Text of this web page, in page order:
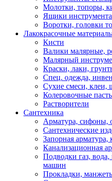
Молотки, топоры,
Ящики
Воротки, головки
Лакокрасочные
Кисти
Валики малярные,
Малярный
Краски, лаки,
Спец. одежда,
Сухие смеси, клеи,
Колеровочные
Растворители
Сантехника
Арматура, сифоны,
Сантехнические
Запорная
Канализационная
Подводки газ,
машин
Прокладки,